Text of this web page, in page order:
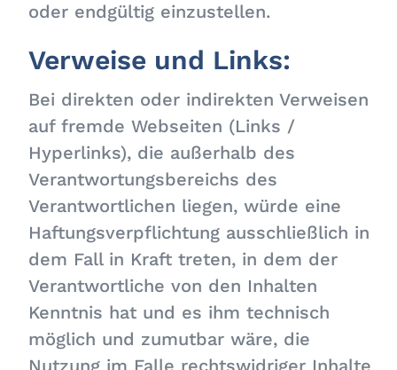
oder endgültig einzustellen.
Verweise und Links:
Bei direkten oder indirekten Verweisen
auf fremde Webseiten (Links /
Hyperlinks), die außerhalb des
Verantwortungsbereichs des
Verantwortlichen liegen, würde eine
Haftungsverpflichtung ausschließlich in
dem Fall in Kraft treten, in dem der
Verantwortliche von den Inhalten
Kenntnis hat und es ihm technisch
möglich und zumutbar wäre, die
Nutzung im Falle rechtswidriger Inhalte